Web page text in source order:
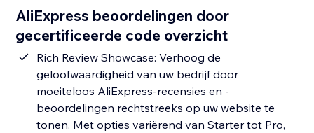
AliExpress beoordelingen door
gecertificeerde code overzicht
Rich Review Showcase: Verhoog de
geloofwaardigheid van uw bedrijf door
moeiteloos AliExpress-recensies en -
beoordelingen rechtstreeks op uw website te
tonen. Met opties variërend van Starter tot Pro,